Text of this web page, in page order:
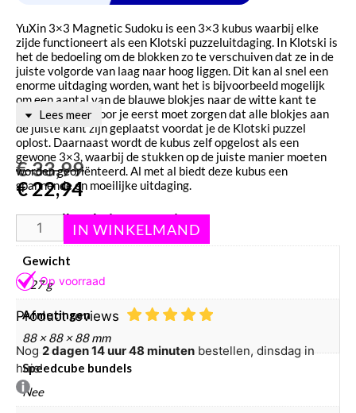
YuXin 3×3 Magnetic Sudoku is een 3×3 kubus waarbij elke
zijde functioneert als een Klotski puzzeluitdaging. In Klotski is
het de bedoeling om de blokken zo te verschuiven dat ze in de
juiste volgorde van laag naar hoog liggen. Dit kan al snel een
enorme uitdaging worden, want het is bijvoorbeeld mogelijk
om een aantal van de blauwe blokjes naar de witte kant te
schuiven, waardoor je eerst moet zorgen dat alle blokjes aan
de juiste kant zijn geplaatst voordat je de Klotski puzzel
oplost. Daarnaast wordt de kubus zelf opgelost als een
gewone 3×3, waarbij de stukken op de juiste manier moeten
worden georiënteerd. Al met al biedt deze kubus een
spannende en moeilijke uitdaging.
Aanvullende informatie
Gewicht
327 g
Afmetingen
88 × 88 × 88 mm
Speedcube bundels
Nee
Lees meer
€33,99
€22,94
Product reviews
Nog2 dagen 14 uur 48 minutenbestellen, dinsdag in
huis!